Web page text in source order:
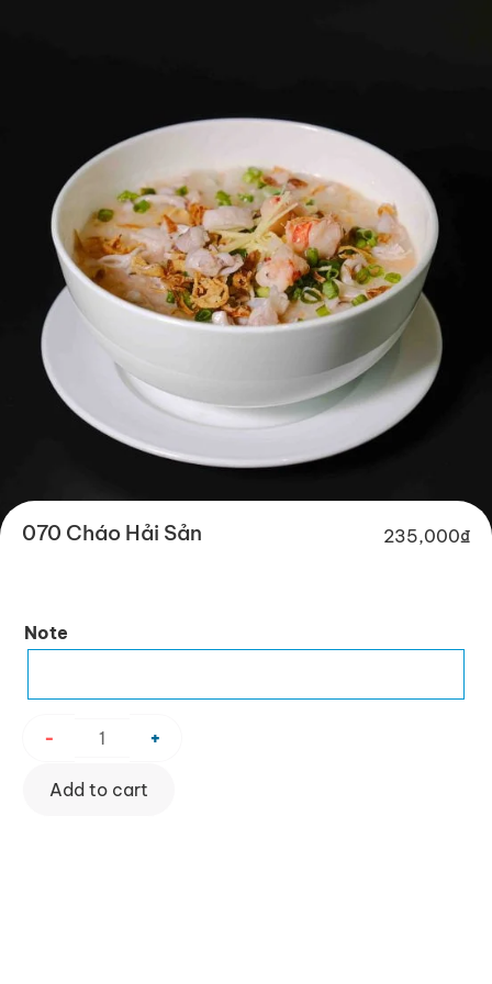
070 Cháo Hải Sản 235,000₫
Note
070
quantity
- +
Add to cart